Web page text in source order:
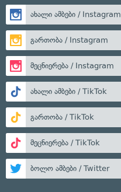
ახალი ამბები / Instagram
გართობა / Instagram
მეცნიერება / Instagram
ახალი ამბები / TikTok
გართობა / TikTok
მეცნიერება / TikTok
ბოლო ამბები / Twitter